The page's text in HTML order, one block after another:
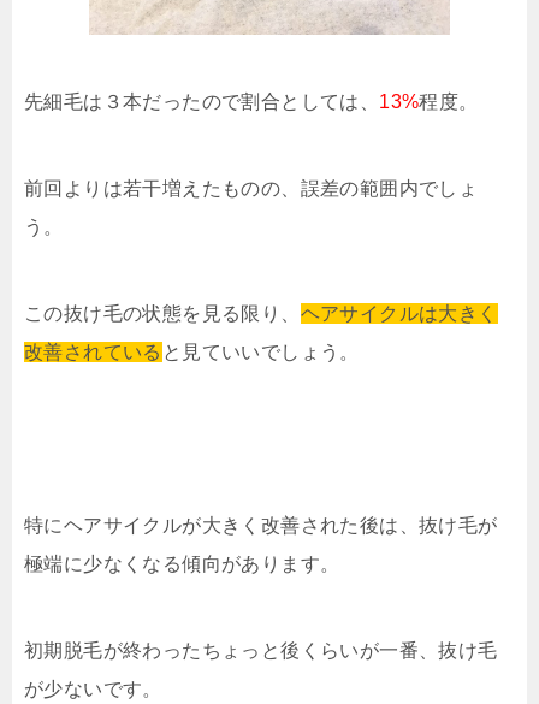
先細毛は３本だったので割合としては、 13%程度。
前回よりは若干増えたものの、誤差の範囲内でしょ
う。
この抜け毛の状態を見る限り、 ヘアサイクルは大きく
改善されている と見ていいでしょう。
特にヘアサイクルが大きく改善された後は、抜け毛が
極端に少なくなる傾向があります。
初期脱毛が終わったちょっと後くらいが一番、抜け毛
が少ないです。